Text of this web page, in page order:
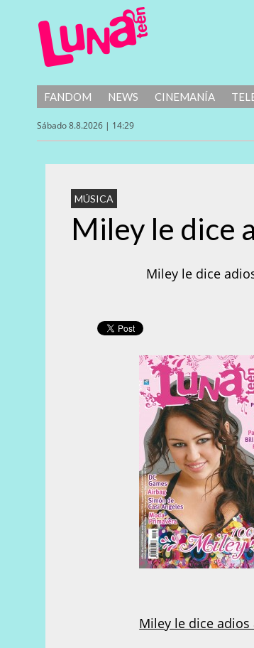
FANDOM NEWS CINEMANÍA
Sábado 8.8.2026 | 14:29
MÚSICA
Miley le dice
Miley le dice
Miley le dice adios